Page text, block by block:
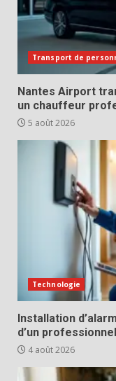
Transport de
Nantes Airport
un chauffeur
5 août 2026
Technologie
Installation
d’un
4 août 2026